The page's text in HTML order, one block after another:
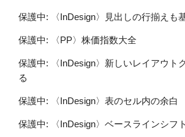
保護中: 〈InDesign〉見出しの行揃えも
保護中: 〈PP〉株価指数大全
保護中: 〈InDesign〉新しいレイアウト
る
保護中: 〈InDesign〉表のセル内の余白
保護中: 〈InDesign〉ベースラインシフ